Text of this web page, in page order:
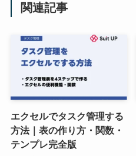
関連記事
エクセルでタスク管理する
方法｜表の作り方・関数・
テンプレ完全版